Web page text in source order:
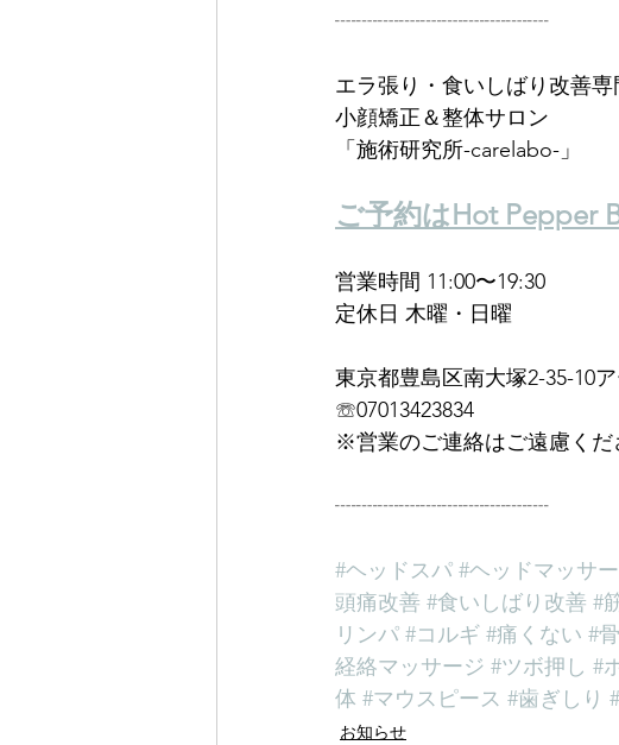
┈┈┈┈┈┈┈┈┈┈
エラ張り・食いしばり改善専
小顔矯正＆整体サロン
「施術研究所-carelabo-」
ご予約はHot Pepper
営業時間 11:00〜19:30
定休日 木曜・日曜
東京都豊島区南大塚2-35-10
☏07013423834
※営業のご連絡はご遠慮くだ
┈┈┈┈┈┈┈┈┈┈
#ヘッドスパ #ヘッドマッサ
頭痛改善 #食いしばり改善 #
リンパ #コルギ #痛くない #
経絡マッサージ #ツボ押し #
体 #マウスピース #歯ぎしり
お知らせ